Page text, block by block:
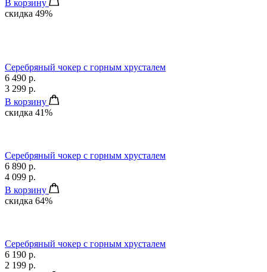
В корзину
скидка 49%
Серебряный чокер с горным хрусталем
6 490 р.
3 299 р.
В корзину
скидка 41%
Серебряный чокер с горным хрусталем
6 890 р.
4 099 р.
В корзину
скидка 64%
Серебряный чокер с горным хрусталем
6 190 р.
2 199 р.